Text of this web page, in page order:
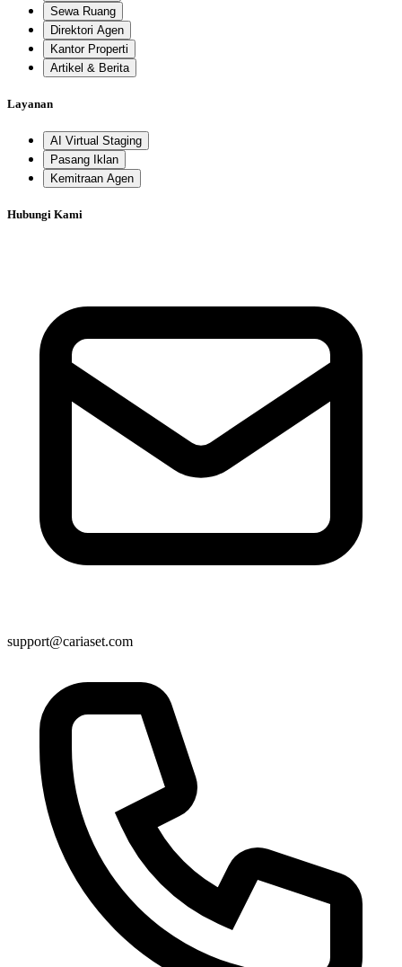
Sewa Ruang
Direktori Agen
Kantor Properti
Artikel & Berita
Layanan
AI Virtual Staging
Pasang Iklan
Kemitraan Agen
Hubungi Kami
support@cariaset.com